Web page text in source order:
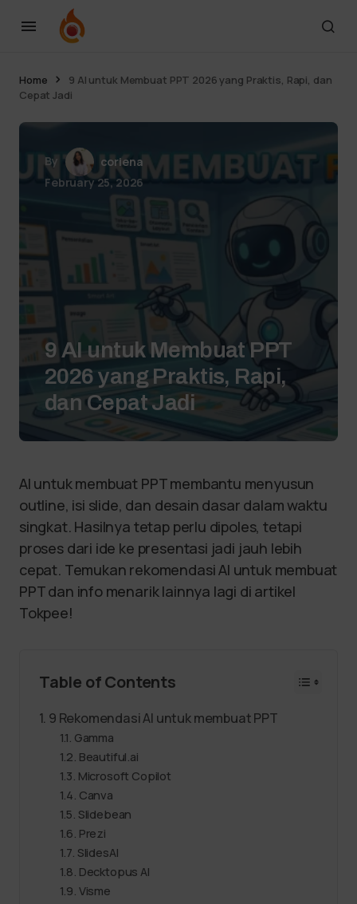
Home
9 AI untuk Membuat PPT 2026 yang Praktis, Rapi, dan
Cepat Jadi
By
coriena
February 25, 2026
9 AI untuk Membuat PPT
2026 yang Praktis, Rapi,
dan Cepat Jadi
AI untuk membuat PPT membantu menyusun
outline, isi slide, dan desain dasar dalam waktu
singkat. Hasilnya tetap perlu dipoles, tetapi
proses dari ide ke presentasi jadi jauh lebih
cepat. Temukan rekomendasi AI untuk membuat
PPT dan info menarik lainnya lagi di artikel
Tokpee!
Table of Contents
9 Rekomendasi AI untuk membuat PPT
Gamma
Beautiful.ai
Microsoft Copilot
Canva
Slidebean
Prezi
SlidesAI
Decktopus AI
Visme